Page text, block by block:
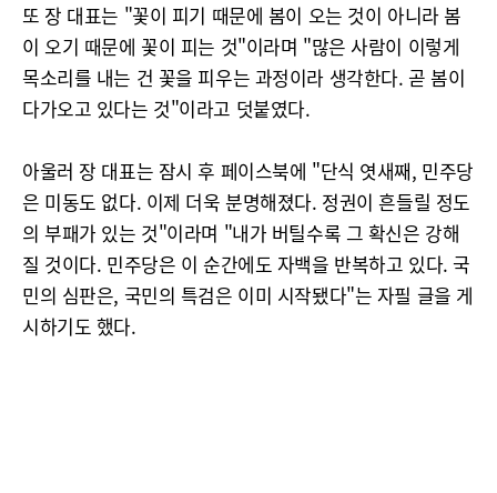
또 장 대표는 "꽃이 피기 때문에 봄이 오는 것이 아니라 봄
이 오기 때문에 꽃이 피는 것"이라며 "많은 사람이 이렇게
목소리를 내는 건 꽃을 피우는 과정이라 생각한다. 곧 봄이
다가오고 있다는 것"이라고 덧붙였다.
아울러 장 대표는 잠시 후 페이스북에 "단식 엿새째, 민주당
은 미동도 없다. 이제 더욱 분명해졌다. 정권이 흔들릴 정도
의 부패가 있는 것"이라며 "내가 버틸수록 그 확신은 강해
질 것이다. 민주당은 이 순간에도 자백을 반복하고 있다. 국
민의 심판은, 국민의 특검은 이미 시작됐다"는 자필 글을 게
시하기도 했다.